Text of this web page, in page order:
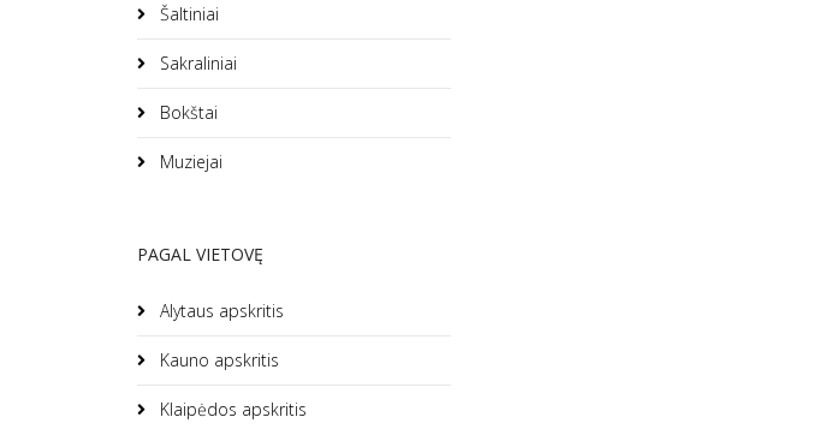
Šaltiniai
Sakraliniai
Bokštai
Muziejai
PAGAL VIETOVĘ
Alytaus apskritis
Kauno apskritis
Klaipėdos apskritis